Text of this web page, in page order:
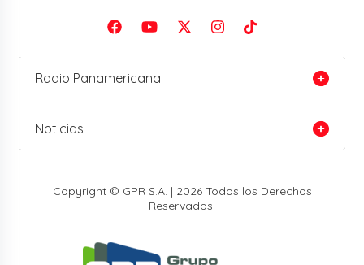
Radio Panamericana
Noticias
Copyright © GPR S.A. | 2026 Todos los Derechos
Reservados.